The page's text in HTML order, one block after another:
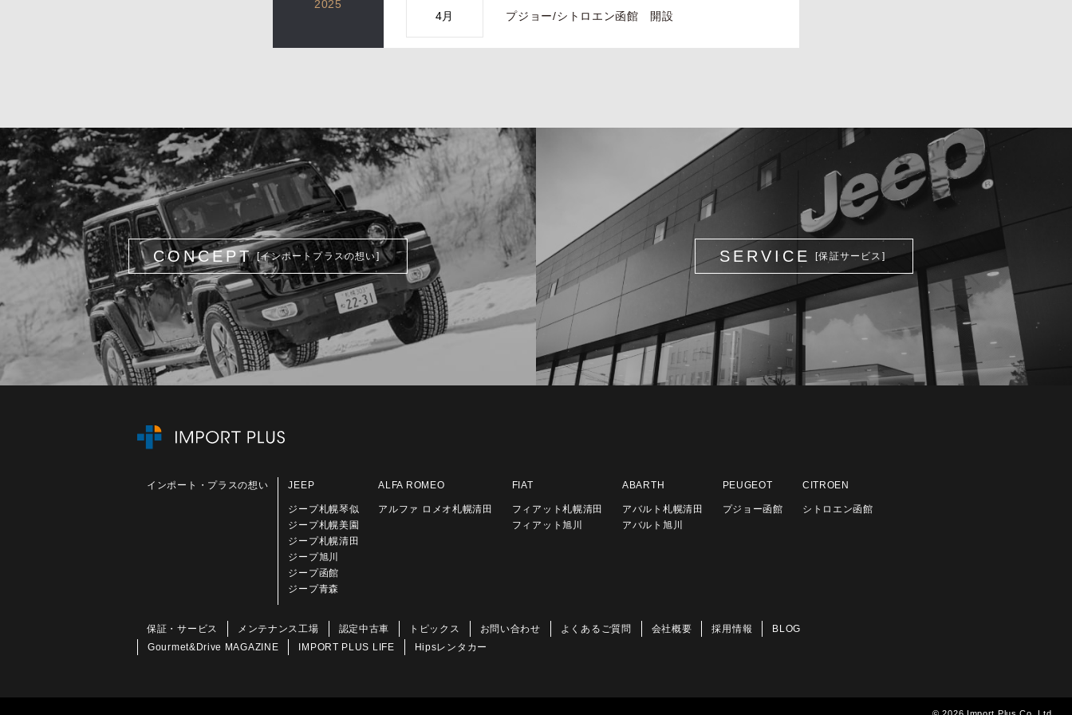
2025
4月
プジョー/シトロエン函館 開設
CONCEPT [インポートプラスの想い] SERVICE [保証サービス]
インポート・プラスの想い JEEP
ジープ札幌琴似
ジープ札幌美園
ジープ札幌清田
ジープ旭川
ジープ函館
ジープ青森
ALFA ROMEO
アルファ ロメオ札幌清田
FIAT
フィアット札幌清田
フィアット旭川
ABARTH
アバルト札幌清田
アバルト旭川
PEUGEOT
プジョー函館
CITROEN
シトロエン函館
保証・サービス メンテナンス工場 認定中古車 トピックス お問い合わせ よくあるご質問 会社概要 採用情報
BLOG
Gourmet&Drive MAGAZINE
IMPORT PLUS LIFE Hipsレンタカー
© 2026 Import Plus Co.,Ltd.